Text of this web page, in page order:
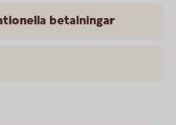
betalningar